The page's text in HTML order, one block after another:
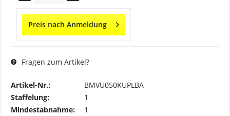
Preis nach Anmeldung
Fragen zum Artikel?
Artikel-Nr.:
BMVU050KUPLBA
Staffelung:
1
Mindestabnahme:
1